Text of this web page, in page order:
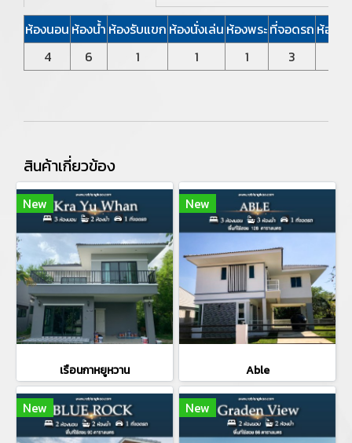
ห้องนอน ห้องน้ำ ห้องรับแขก ห้องนั่งเล่น ห้องพระที่จอดรถ ห้องแ
4
6 1 1 1 3
สินค้าเกี่ยวข้อง
New
เรือนกาหยูหวาน
New
Able
New New